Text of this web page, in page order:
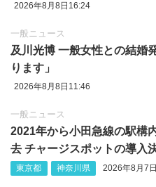
2026年8月8日16:24
一般ニュース
及川光博 一般女性との結婚
ります」
2026年8月8日11:46
一般ニュース
2021年から小田急線の駅構
去 チャージスポットの導入
東京都 神奈川県 2026年8月7